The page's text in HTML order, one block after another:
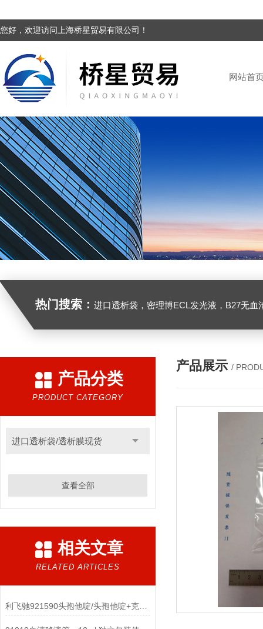
您好，欢迎访问上海桥星贸易有限公司！
网站首
热门搜索： 进口透析袋，密理博ECL发光液，B27无血清培养基，N2培养基，紫外酶标板，Gibco胶原酶，
产品分类
PRODUCT CATEGORY
进口透析袋/透析膜现货
查看全部
相关文章
RELATED ARTICLES
利飞驰921590头孢他啶/头孢他啶+克拉维酸CAZ/CAL说明书
产品展示 /